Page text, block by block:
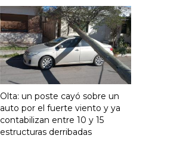
Olta: un poste cayó sobre un
auto por el fuerte viento y ya
contabilizan entre 10 y 15
estructuras derribadas